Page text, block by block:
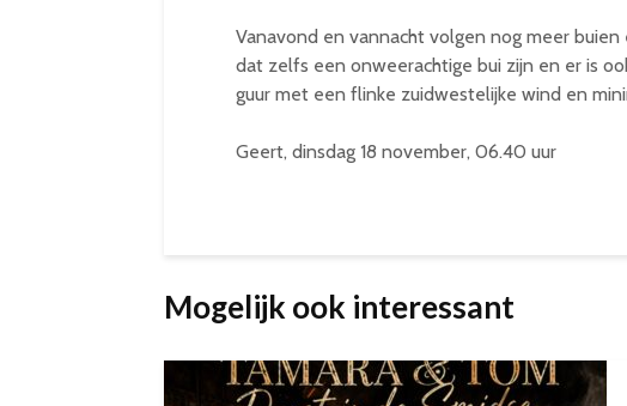
Vanavond en vannacht volgen nog meer
dat zelfs een onweerachtige bui zijn en er is
guur met een flinke zuidwestelijke wind en
Geert, dinsdag 18 november, 06.40 uur
Mogelijk ook interessant